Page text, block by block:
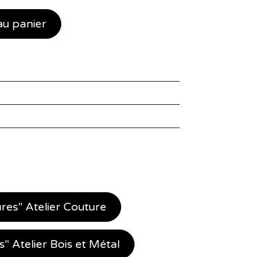
panier
Atelier Couture
Atelier Bois et Métal